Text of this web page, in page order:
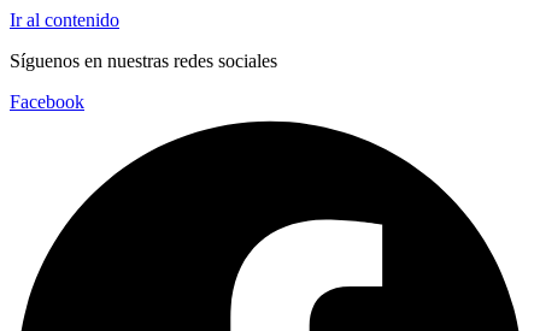
Ir al contenido
Síguenos en nuestras redes sociales
Facebook